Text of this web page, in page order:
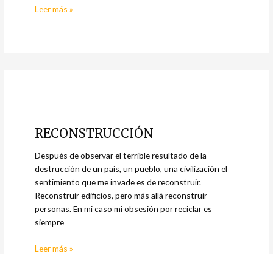
Leer más »
RECONSTRUCCIÓN
Después de observar el terrible resultado de la
destrucción de un país, un pueblo, una civilización el
sentimiento que me invade es de reconstruir.
Reconstruir edificios, pero más allá reconstruir
personas. En mi caso mi obsesión por reciclar es
siempre
Leer más »